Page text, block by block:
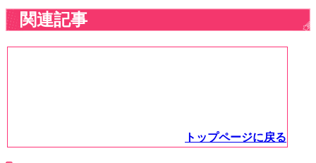
関連記事
トップページに戻る